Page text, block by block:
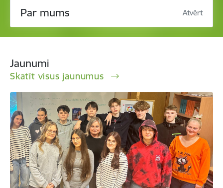
Par mums Atvērt
Jaunumi
Skatīt visus jaunumus